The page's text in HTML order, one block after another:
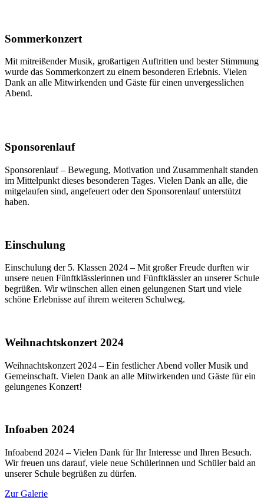
Sommerkonzert
Mit mitreißender Musik, großartigen Auftritten und bester Stimmung
wurde das Sommerkonzert zu einem besonderen Erlebnis. Vielen
Dank an alle Mitwirkenden und Gäste für einen unvergesslichen
Abend.
Sponsorenlauf
Sponsorenlauf – Bewegung, Motivation und Zusammenhalt standen
im Mittelpunkt dieses besonderen Tages. Vielen Dank an alle, die
mitgelaufen sind, angefeuert oder den Sponsorenlauf unterstützt
haben.
Einschulung
Einschulung der 5. Klassen 2024 – Mit großer Freude durften wir
unsere neuen Fünftklässlerinnen und Fünftklässler an unserer Schule
begrüßen. Wir wünschen allen einen gelungenen Start und viele
schöne Erlebnisse auf ihrem weiteren Schulweg.
Weihnachtskonzert 2024
Weihnachtskonzert 2024 – Ein festlicher Abend voller Musik und
Gemeinschaft. Vielen Dank an alle Mitwirkenden und Gäste für ein
gelungenes Konzert!
Infoaben 2024
Infoabend 2024 – Vielen Dank für Ihr Interesse und Ihren Besuch.
Wir freuen uns darauf, viele neue Schülerinnen und Schüler bald an
unserer Schule begrüßen zu dürfen.
Zur Galerie